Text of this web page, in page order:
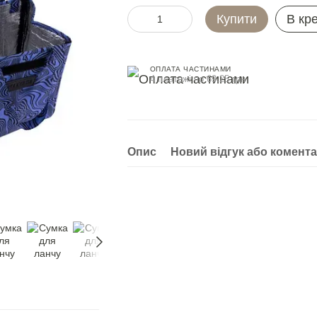
Купити В
ОПЛАТА ЧАСТИНАМИ
4 платежі по 69.25 грн
Опис Новий відгук або